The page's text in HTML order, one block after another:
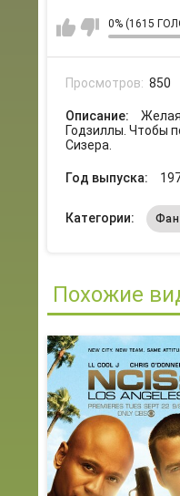
0% (1615
Просмотров: 850
Описание:
Желая
Годзиллы. Чтобы
Сизера.
Год выпуска:
Категории:
Похожие